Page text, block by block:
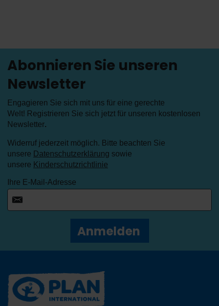
Abonnieren Sie unseren
Newsletter
Engagieren Sie sich mit uns für eine gerechte
Welt! Registrieren Sie sich jetzt für unseren kostenlosen
Newsletter.
Widerruf jederzeit möglich. Bitte beachten Sie
unsere Datenschutzerklärung sowie
unsere Kinderschutzrichtlinie
Ihre E-Mail-Adresse
Anmelden